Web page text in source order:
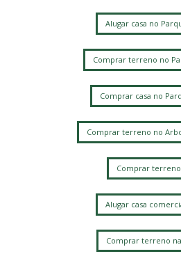
Alugar casa no
Comprar terreno no
Comprar casa no
Comprar terreno no
Comprar terreno
Alugar casa
Comprar terreno